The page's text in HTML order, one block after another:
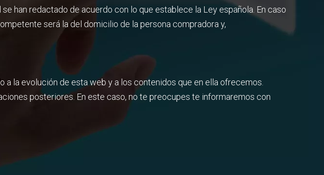
han redactado de acuerdo con lo que establece la Ley española. En caso
será la del domicilio de la persona compradora y,
la evolución de esta web y a los contenidos que en ella ofrecemos.
posteriores. En este caso, no te preocupes te informaremos con